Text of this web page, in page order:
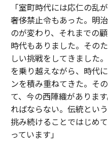
「室町時代には応仁の乱
奢侈禁止令もあった。明
のが変わり、それまでの
時代もありました。その
しい挑戦をしてきました
を乗り越えながら、時代
ンを積み重ねてきた。そ
て、今の西陣織がありま
ればならない。伝統とい
挑み続けることではじめ
っています」